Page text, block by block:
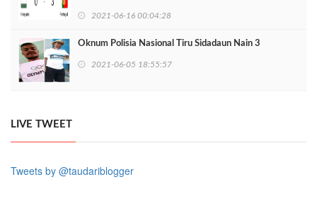
2021-06-16 00:04:28
Oknum Polisia Nasional Tiru Sidadaun Nain 3
2021-06-05 18:55:57
LIVE TWEET
Tweets by @taudariblogger